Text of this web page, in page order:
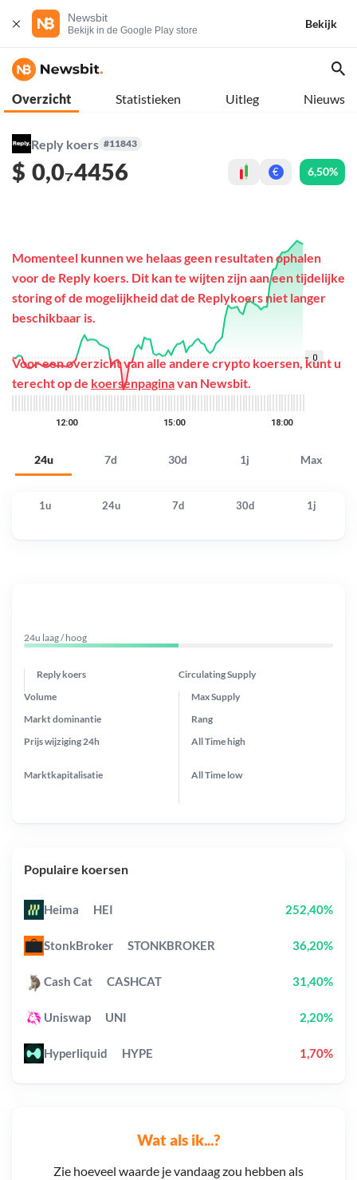
Newsbit
Bekijk in de Google Play store
Bekijk
Overzicht Statistieken Uitleg Nieuws
Reply koers #11843
$ 0,0₇4456 € 6,50%
24u 7d 30d 1j Max
Momenteel kunnen we helaas geen resultaten ophalen
voor de Reply koers. Dit kan te wijten zijn aan een tijdelijke
storing of de mogelijkheid dat de Replykoers niet langer
beschikbaar is.
Voor een overzicht van alle andere crypto koersen, kunt u
terecht op de koersenpaginavan Newsbit.
1u 24u 7d 30d 1j
Wat als ik...?
Zie hoeveel waarde je vandaag zou hebben als
24u laag / hoog
Reply koers Circulating Supply
Prijs wijziging 24h
Max Supply
Markt dominantie
Marktkapitalisatie
Volume
Rang
All Timehigh
All Time low
Populaire koersen
Heima HEI 252,40%
StonkBroker STONKBROKER 36,20%
Cash Cat CASHCAT 31,40%
Uniswap UNI 2,20%
Hyperliquid HYPE 1,70%